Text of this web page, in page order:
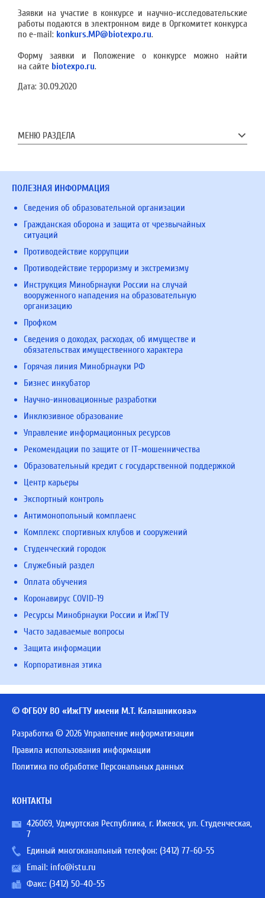
Заявки на участие в конкурсе и научно-исследовательские
работы подаются в электронном виде в Оргкомитет конкурса
по e-mail: konkurs.MP@biotexpo.ru.
Форму заявки и Положение о конкурсе можно найти
на сайте biotexpo.ru.
Дата: 30.09.2020
МЕНЮ РАЗДЕЛА
ПОЛЕЗНАЯ ИНФОРМАЦИЯ
Сведения об образовательной организации
Гражданская оборона и защита от чрезвычайных
ситуаций
Противодействие коррупции
Противодействие терроризму и экстремизму
Инструкция Минобрнауки России на случай
вооруженного нападения на образовательную
организацию
Профком
Сведения о доходах, расходах, об имуществе и
обязательствах имущественного характера
Горячая линия Минобрнауки РФ
Бизнес инкубатор
Научно-инновационные разработки
Инклюзивное образование
Управление информационных ресурсов
Рекомендации по защите от IT-мошенничества
Образовательный кредит с государственной поддержкой
Центр карьеры
Экспортный контроль
Антимонопольный комплаенс
Комплекс спортивных клубов и сооружений
Студенческий городок
Служебный раздел
Оплата обучения
Коронавирус COVID-19
Ресурсы Минобрнауки России и ИжГТУ
Часто задаваемые вопросы
Защита информации
Корпоративная этика
© ФГБОУ ВО «ИжГТУ имени М.Т. Калашникова»
Разработка © 2026 Управление информатизации
Правила использования информации
Политика по обработке Персональных данных
КОНТАКТЫ
426069, Удмуртская Республика, г. Ижевск, ул. Студенческая,
7
Единый многоканальный телефон: (3412) 77-60-55
Email: info@istu.ru
Факс: (3412) 50-40-55